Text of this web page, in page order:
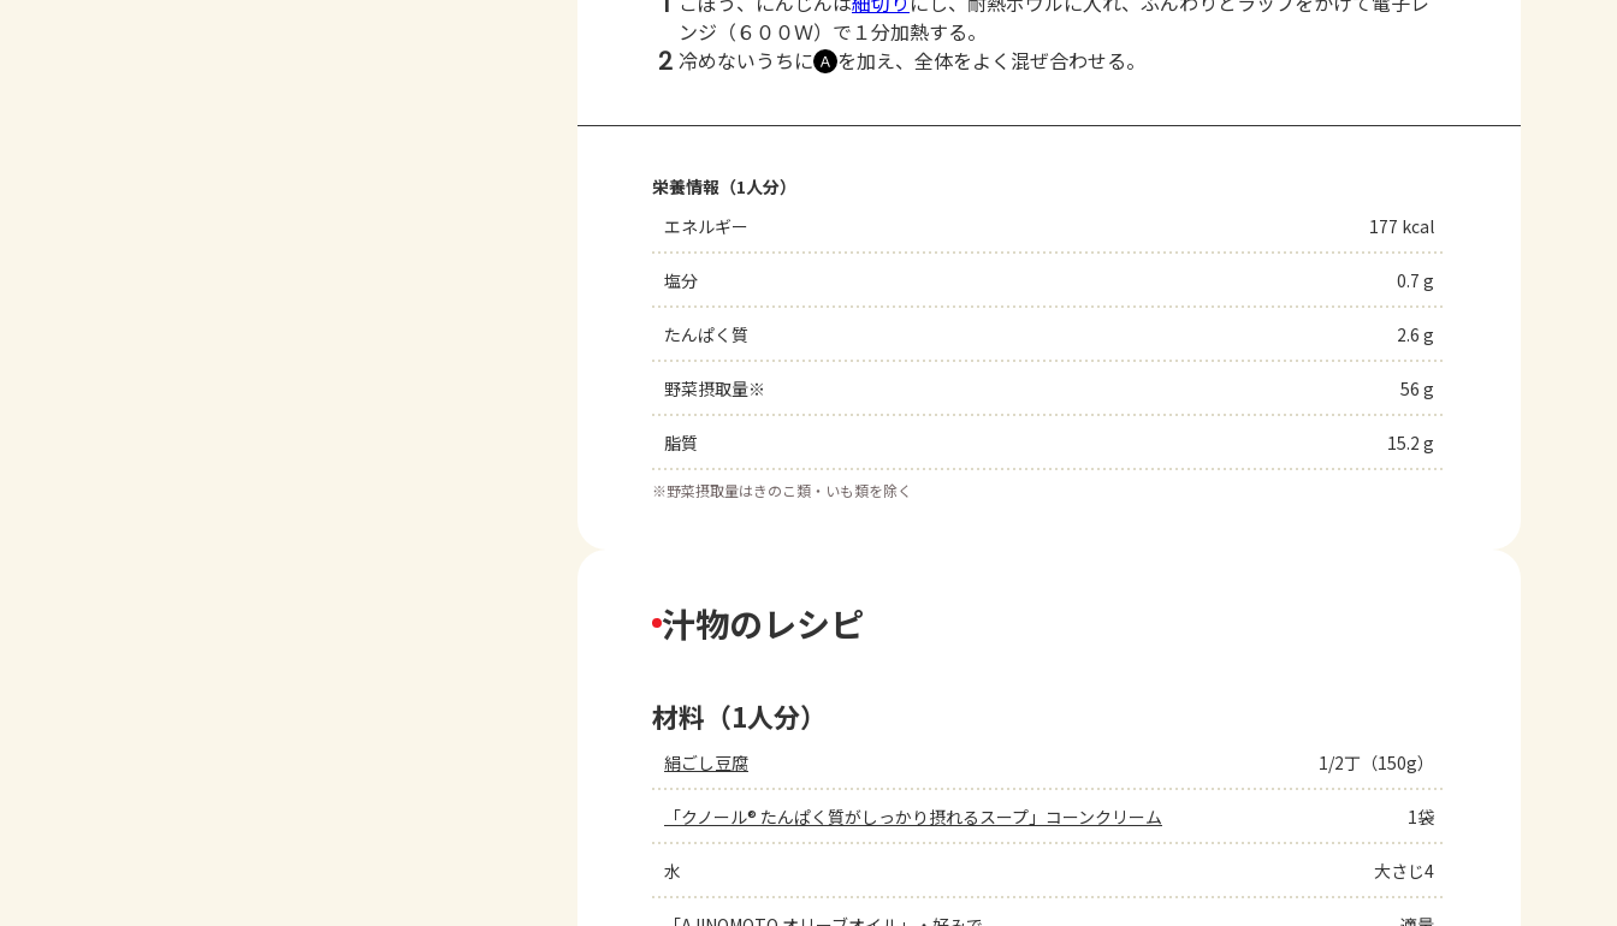
ンジ（６００Ｗ）で１分加熱する。
2 冷めないうちに Ａ を加え、全体をよく混ぜ合わせる。
栄養情報（1人分）
エネルギー
177 kcal
塩分 0.7 g
たんぱく質 2.6 g
野菜摂取量※ 56 g
脂質 15.2 g
※野菜摂取量はきのこ類・いも類を除く
汁物のレシピ
材料（1人分）
絹ごし豆腐 1/2丁（150g）
「クノール® たんぱく質がしっかり摂れるスープ」コーンクリーム 1袋
水 大さじ4